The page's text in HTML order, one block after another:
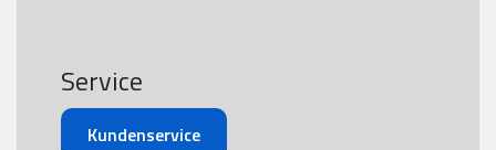
Service
Kundenservice